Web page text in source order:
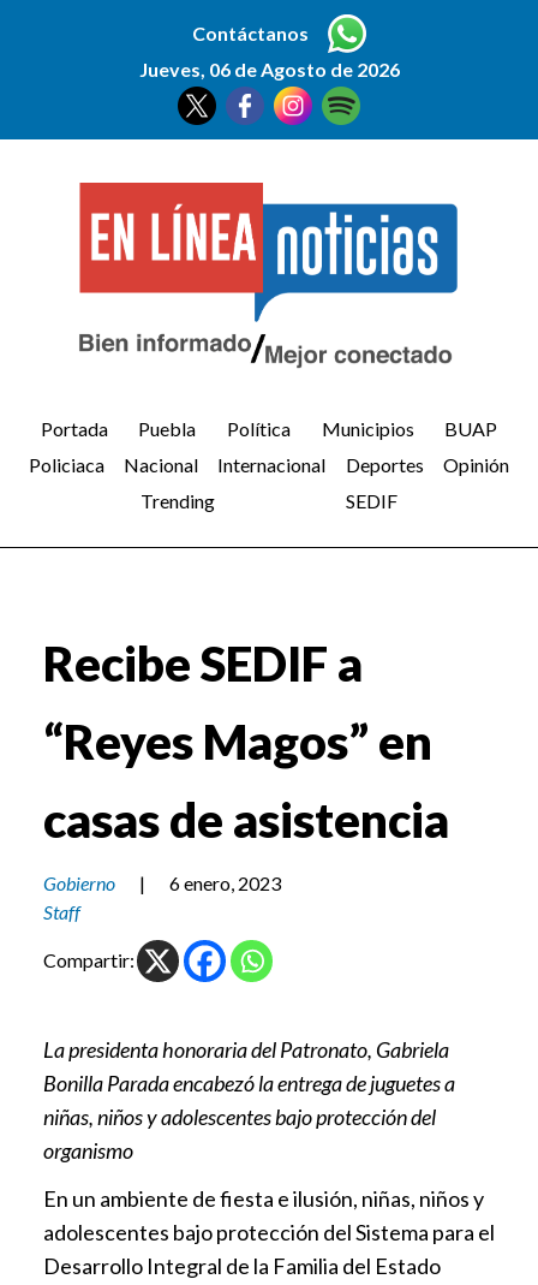
Contáctanos
Jueves, 06 de Agosto de 2026
Portada Puebla Política Municipios
BUAP
Policiaca
Nacional Internacional Deportes
Opinión
Trending
SEDIF
Recibe SEDIF a
“Reyes Magos” en
casas de asistencia
Gobierno |
6 enero, 2023
Staff
Compartir:
La presidenta honoraria del Patronato, Gabriela
Bonilla Parada encabezó la entrega de juguetes a
niñas, niños y adolescentes bajo protección del
organismo
En un ambiente de fiesta e ilusión, niñas, niños y
adolescentes bajo protección del Sistema para el
Desarrollo Integral de la Familia del Estado